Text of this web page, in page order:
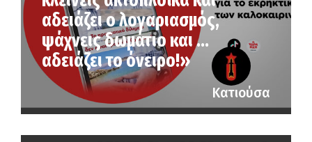
αδειάζει ο λογαριασμός,
ψάχνεις δωμάτιο και …
αδειάζει το όνειρο!»
Κατιούσα